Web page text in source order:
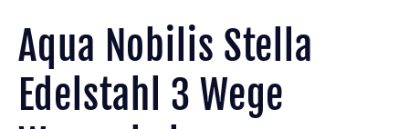
Aqua Nobilis Stella
Edelstahl 3 Wege